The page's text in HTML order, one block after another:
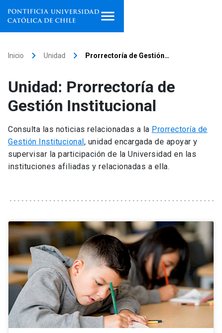
Facultades, escuelas e
institutos
Investigación
Internacionalización launch
Universidad
Información para keyboard_arrow_down
Futuros estudiantes
Estudiantes
Académicos
Go to english site launch
ACCESOS DIRECTOS
Admisión launch
Inicio keyboard_arrow_right Unidad keyboard_arrow_right Prorrectoría de Gestión…
Unidad: Prorrectoría de
Gestión Institucional
Consulta las noticias relacionadas a la Prorrectoría de
Gestión Institucional, unidad encargada de apoyar y
supervisar la participación de la Universidad en las
instituciones afiliadas y relacionadas a ella.